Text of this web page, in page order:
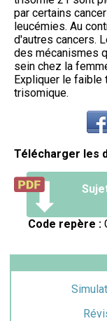
par certains
leucémies. Au
d'autres cancers.
des mécanismes
sein chez la
Expliquer le faible
trisomique.
Télécharger les
Code repère :